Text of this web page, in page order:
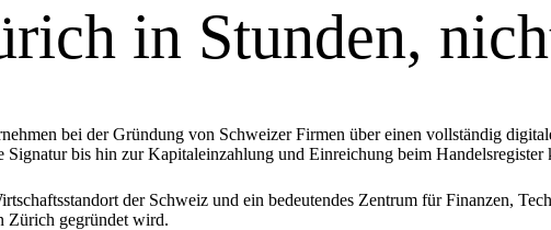
in Stunden,
bei der Gründung von Schweizer Firmen über einen vollständig
bis hin zur Kapitaleinzahlung und Einreichung beim
der Schweiz und ein bedeutendes Zentrum für Finanzen,
Zürich gegründet wird.